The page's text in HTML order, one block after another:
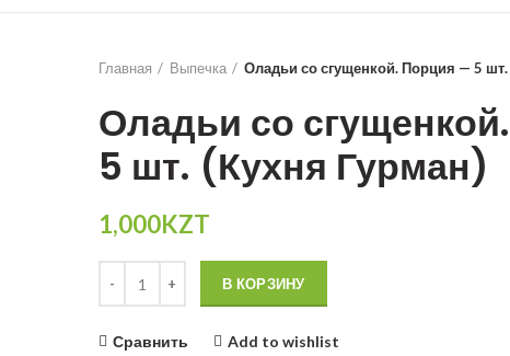
Главная Выпечка Оладьи со сгущенкой. Порция — 5
Оладьи со
5 шт. (Кухня Гурман)
1,000KZT
В КОРЗИНУ
Сравнить Add to wishlist